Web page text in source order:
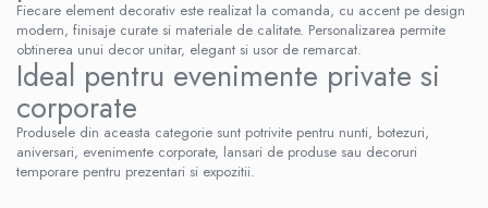
Fiecare element decorativ este realizat la comanda, cu accent pe design
modern, finisaje curate si materiale de calitate. Personalizarea permite
obtinerea unui decor unitar, elegant si usor de remarcat.
Ideal pentru evenimente private si
corporate
Produsele din aceasta categorie sunt potrivite pentru nunti, botezuri,
aniversari, evenimente corporate, lansari de produse sau decoruri
temporare pentru prezentari si expozitii.